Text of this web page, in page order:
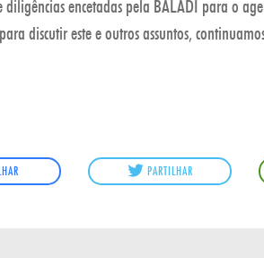
diligências encetadas pela BALADI para o
discutir este e outros assuntos,
PARTILHAR